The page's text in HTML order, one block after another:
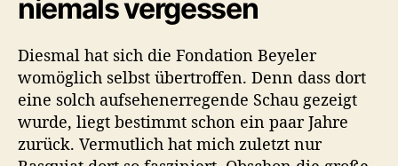
niemals vergessen
Diesmal hat sich die Fondation Beyeler
womöglich selbst übertroffen. Denn dass dort
eine solch aufsehenerregende Schau gezeigt
wurde, liegt bestimmt schon ein paar Jahre
zurück. Vermutlich hat mich zuletzt nur